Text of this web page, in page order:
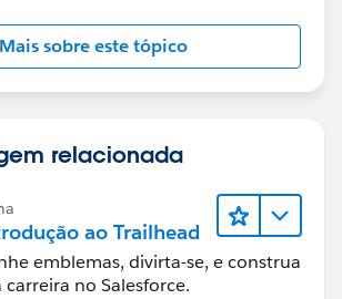
Mais sobre este tópico
relacionada
ao Trailhead
emblemas, divirta-se, e construa
carreira no Salesforce.